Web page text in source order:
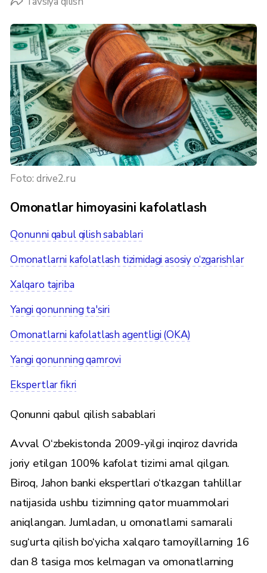
Foto: drive2.ru
Omonatlar himoyasini kafolatlash
Qonunni qabul qilish sabablari
Omonatlarni kafolatlash tizimidagi asosiy o‘zgarishlar
Xalqaro tajriba
Yangi qonunning ta'siri
Omonatlarni kafolatlash agentligi (OKA)
Yangi qonunning qamrovi
Ekspertlar fikri
Qonunni qabul qilish sabablari
Avval O‘zbekistonda 2009-yilgi inqiroz davrida
joriy etilgan 100% kafolat tizimi amal qilgan.
Biroq, Jahon banki ekspertlari o‘tkazgan tahlillar
natijasida ushbu tizimning qator muammolari
aniqlangan. Jumladan, u omonatlarni samarali
sug‘urta qilish bo‘yicha xalqaro tamoyillarning 16
dan 8 tasiga mos kelmagan va omonatlarning